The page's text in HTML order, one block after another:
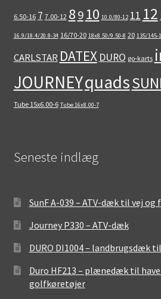
6.50-16 7 7.00-12 89 10 10.0/80-12 11 12
16.9/18.4/20.8-34 16/70-20 18x8.50/9.50-8 20 135/145-
CARLSTAR DATEX DURO go-karts
JOURNEYquads
Tube 15x6.00-6 Tube 16x8.00-7
Seneste indlæg
SunF A-039 – ATV-dæk til vej og
Journey P330 – ATV-dæk
DURO DI1004 – landbrugsdæk
Duro HF213 – plænedæk til
golfkøretøjer